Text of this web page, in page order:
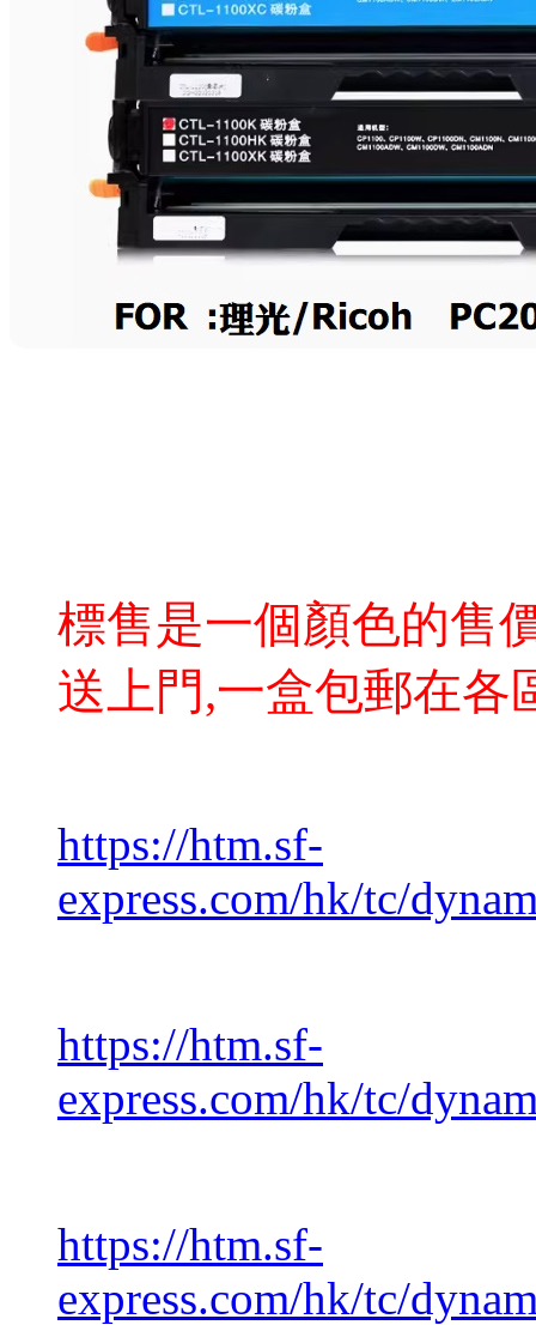
標售是一個顏色的售
送上門,一盒包郵在各
https://htm.sf-
express.com/hk/tc/
https://htm.sf-
express.com/hk/tc/
https://htm.sf-
express.com/hk/tc/